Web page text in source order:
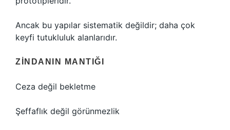
Ancak bu yapılar sistematik değildir; daha çok
keyfi tutukluluk alanlarıdır.
ZINDANIN MANTIĞI
Ceza değil bekletme
Şeffaflık değil görünmezlik